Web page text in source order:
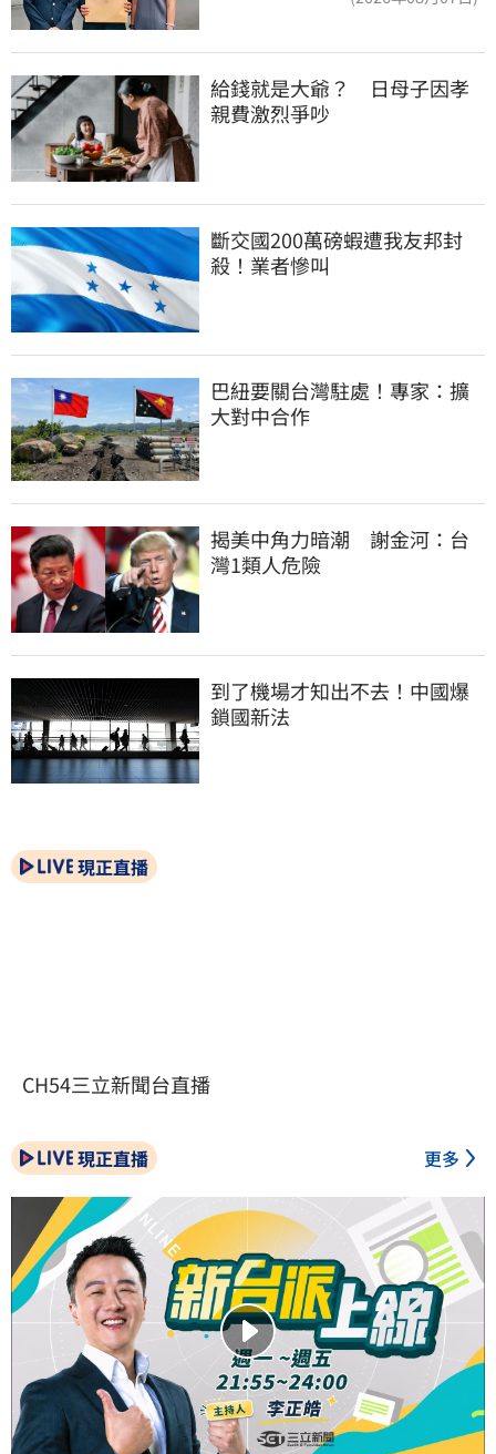
給錢就是大爺？　日母子因孝
親費激烈爭吵
斷交國200萬磅蝦遭我友邦封
殺！業者慘叫
巴紐要關台灣駐處！專家：擴
大對中合作
揭美中角力暗潮　謝金河：台
灣1類人危險
到了機場才知出不去！中國爆
鎖國新法
現正直播
CH54三立新聞台直播
現正直播 更多